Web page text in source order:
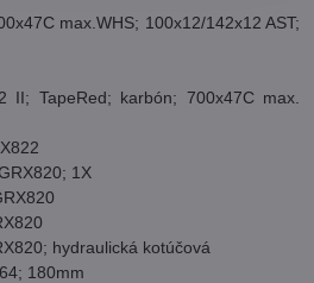
max.WHS; 100x12/142x12 AST;
II; TapeRed; karbón; 700x47C max.
1X
hydraulická kotúčová
180mm